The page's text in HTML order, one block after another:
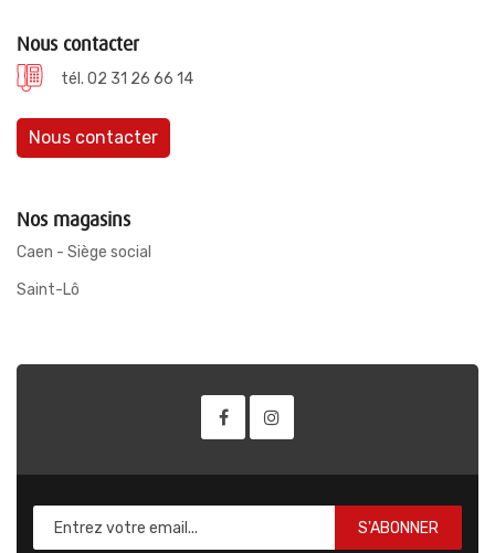
Nous contacter
tél. 02 31 26 66 14
Nous contacter
Nos magasins
Caen - Siège social
Saint-Lô
S'ABONNER